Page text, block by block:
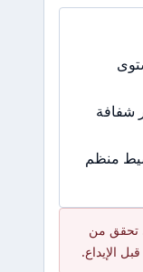
شفافة
منظم
تحقق من
الإيداع.